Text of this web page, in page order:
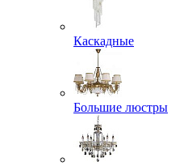
Каскадные
Большие люстры